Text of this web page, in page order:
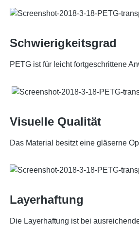
Schwierigkeitsgrad
PETG ist für leicht fortgeschrittene
Visuelle Qualität
Das Material besitzt eine gläserne
Layerhaftung
Die Layerhaftung ist bei